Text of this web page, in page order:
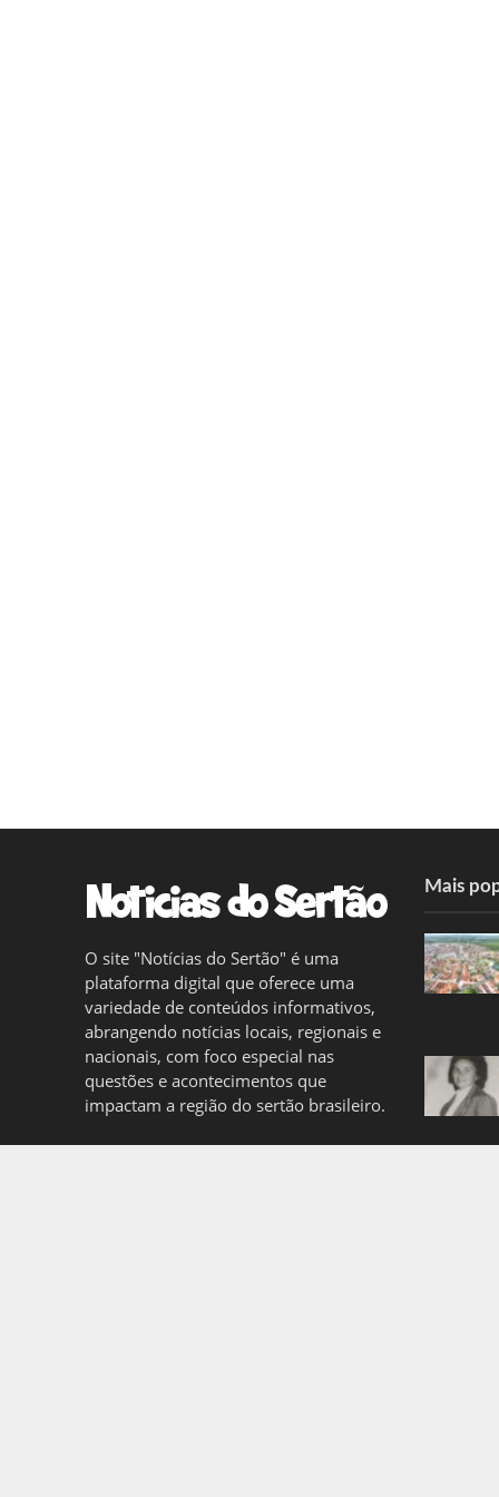
O site "Notícias do Sertão" é uma
plataforma digital que oferece uma
variedade de conteúdos informativos,
abrangendo notícias locais, regionais e
nacionais, com foco especial nas
questões e acontecimentos que
impactam a região do sertão brasileiro.
Mais